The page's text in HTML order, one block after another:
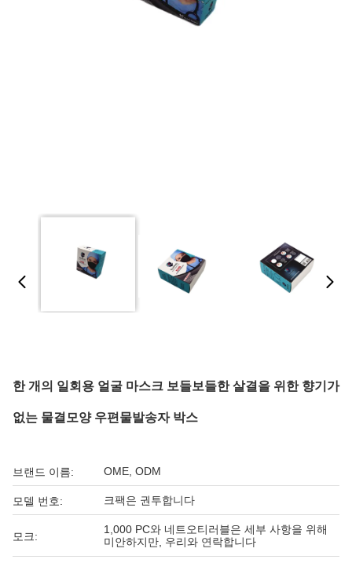
한 개의 일회용 얼굴 마스크 보들보들한 살결을 위한 향기가
없는 물결모양 우편물발송자 박스
브랜드 이름: OME, ODM
모델 번호: 크팩은 권투합니다
모크:
1,000 PC와 네트오티러블은 세부 사항을 위해
미안하지만, 우리와 연락합니다